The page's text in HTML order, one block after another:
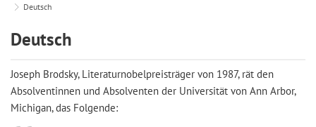
Deutsch
Deutsch
Deutsch
Joseph Brodsky, Literaturnobelpreisträger von 1987, rät den
Absolventinnen und Absolventen der Universität von Ann Arbor,
Michigan, das Folgende: